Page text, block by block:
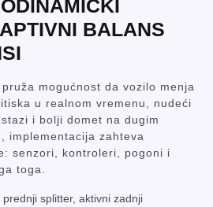
BALANS
mogućnost da vozilo menja
u realnom vremenu, nudeći
i bolji domet na dugim
implementacija zahteva
senzori, kontroleri, pogoni i
toga.
splitter, aktivni zadnji